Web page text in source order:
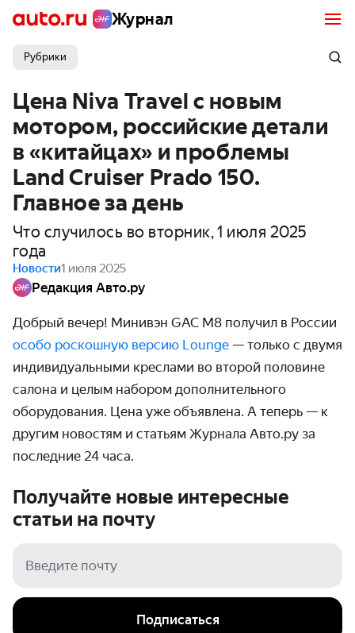
Журнал
Рубрики
Цена Niva Travel с новым
мотором, российские детали
в «китайцах» и проблемы
Land Cruiser Prado 150.
Главное за день
Что случилось во вторник, 1 июля 2025
года
Новости1 июля 2025
Редакция Авто.ру
Добрый вечер! Минивэн GAC M8 получил в России
особо роскошную версию Lounge — только с двумя
индивидуальными креслами во второй половине
салона и целым набором дополнительного
оборудования. Цена уже объявлена. А теперь — к
другим новостям и статьям Журнала Авто.ру за
последние 24 часа.
Получайте новые интересные
статьи на почту
Подписаться